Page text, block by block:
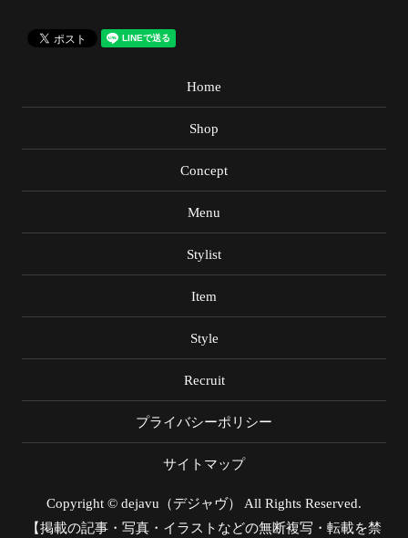
Home
Shop
Concept
Menu
Stylist
Item
Style
Recruit
プライバシーポリシー
サイトマップ
Copyright © dejavu（デジャヴ） All Rights Reserved.
【掲載の記事・写真・イラストなどの無断複写・転載を禁